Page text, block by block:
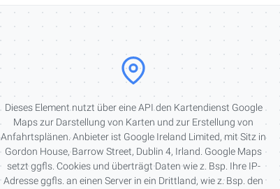
Dieses Element nutzt über eine API den Kartendienst Google
Maps zur Darstellung von Karten und zur Erstellung von
Anfahrtsplänen. Anbieter ist Google Ireland Limited, mit Sitz in
Gordon House, Barrow Street, Dublin 4, Irland. Google Maps
setzt ggfls. Cookies und überträgt Daten wie z. Bsp. Ihre IP-
Adresse ggfls. an einen Server in ein Drittland, wie z. Bsp. den